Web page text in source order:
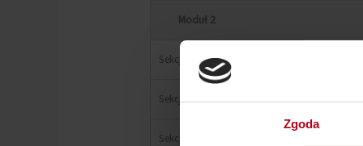
Zgoda
Moduł 2
Sekcja 1
Sekcja 2 2-2 Programy
Sekcja 3